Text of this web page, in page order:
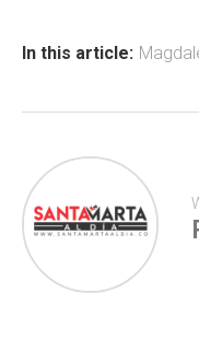
ok p
In this article: